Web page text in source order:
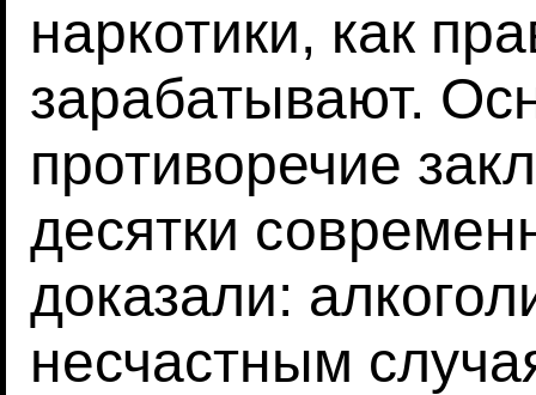
наркотики, как
зарабатывают.
противоречие
десятки
доказали:
несчастным